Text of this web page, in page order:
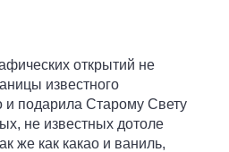
открытий не
известного
подарила Старому Свету
не известных дотоле
же как какао и ваниль,